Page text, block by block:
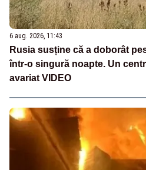
6 aug. 2026, 11:43
Rusia susține că a doborât
într-o singură noapte. Un
avariat VIDEO